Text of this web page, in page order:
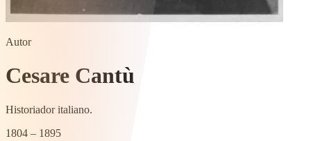
Autor
Cesare Cantù
Historiador italiano.
1804 – 1895